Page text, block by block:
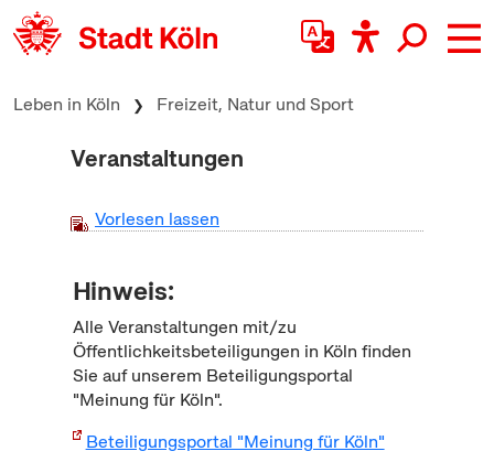
zum Inhalt springen
Leben in Köln Freizeit, Natur und Sport
Veranstaltungen
Vorlesen lassen
Hinweis:
Alle Veranstaltungen mit/zu
Öffentlichkeitsbeteiligungen in Köln finden
Sie auf unserem Beteiligungsportal
"Meinung für Köln".
Beteiligungsportal "Meinung für Köln"